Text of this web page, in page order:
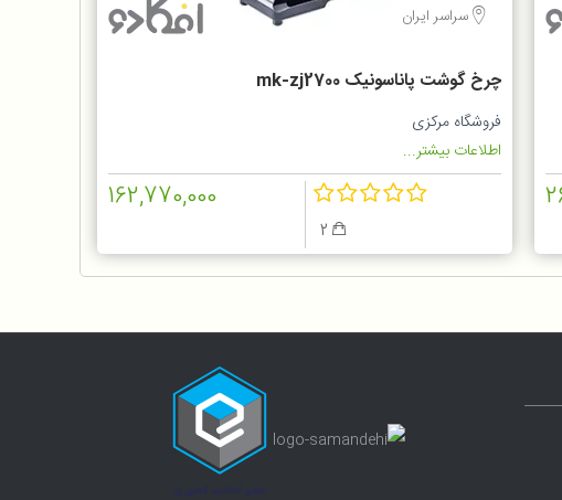
سراسر ایران
چرخ گوشت پاناسونیک mk-zj2700
فروشگاه مرکزی
اطلاعات بیشتر...
162,770,000